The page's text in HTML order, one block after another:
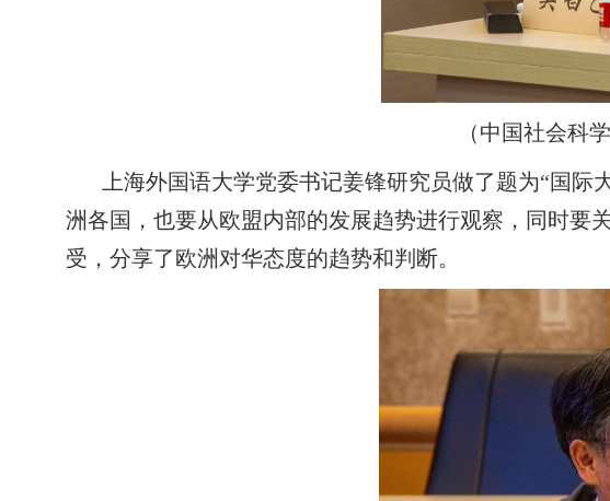
（中国社会科
上海外国语大学党委书记姜锋研究员做了题为“国
洲各国，也要从欧盟内部的发展趋势进行观察，同时要
受，分享了欧洲对华态度的趋势和判断。